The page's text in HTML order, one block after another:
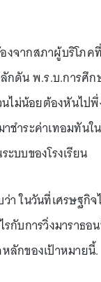
งจากสภาผู้บริโภค
กดัน พ.ร.บ.การศึก
ไม่น้อยต้องหันไปพึ่
าชำระค่าเทอมทัน
บบของโรงเรียน
ในวันที่เศรษฐกิจ
กับการวิ่งมาราธอ
ลักของเป้าหมายนี้.